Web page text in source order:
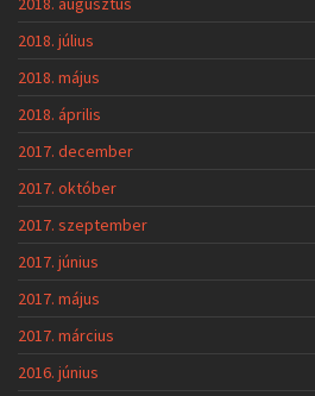
2018. július
2018. május
2018. április
2017. december
2017. október
2017. szeptember
2017. június
2017. május
2017. március
2016. június